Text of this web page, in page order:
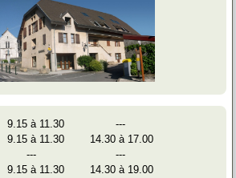
9.15 à 11.30
---
9.15 à 11.30
14.30 à 17.00
---
---
9.15 à 11.30 14.30 à 19.00